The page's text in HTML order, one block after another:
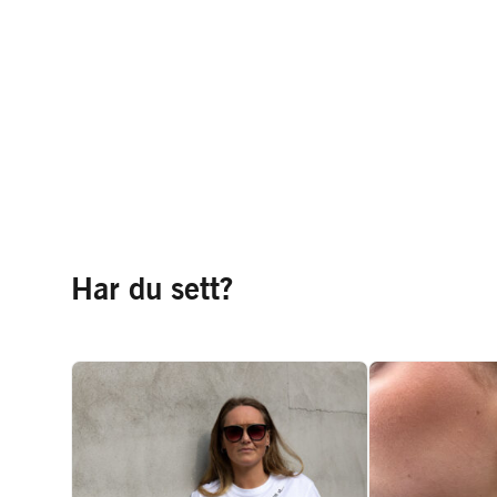
Har du sett?
T-skjorte - Pust
inn, pust ut...
Vis produkt
Øredobber
Vis